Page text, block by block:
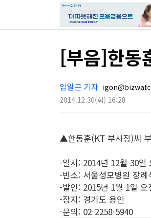
[부음]한동
임일곤 기자
2014.12.30(화) 16:28
▲한동훈(KT 부사장)씨
-일시: 2014년 12월 30일
-빈소: 서울성모병원 장
-발인: 2015년 1월 1일 오
-장지: 경기도 용인
-문의: 02-2258-5940